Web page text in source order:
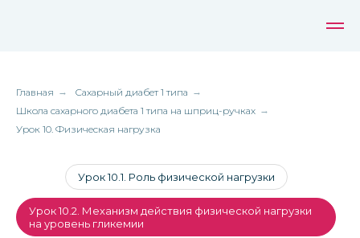
Главная → Сахарный диабет 1 типа →
Школа сахарного диабета 1 типа на шприц-ручках →
Урок 10. Физическая нагрузка
Урок 10.1. Роль физической нагрузки
Урок 10.2. Механизм действия физической нагрузки
на уровень гликемии